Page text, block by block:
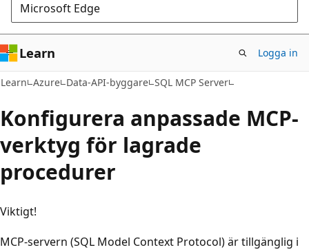
Microsoft Edge
Learn Logga in
Learn Azure Data-API-byggare SQL MCP Server
Konfigurera anpassade MCP-
verktyg för lagrade
procedurer
Viktigt!
MCP-servern (SQL Model Context Protocol) är tillgänglig i